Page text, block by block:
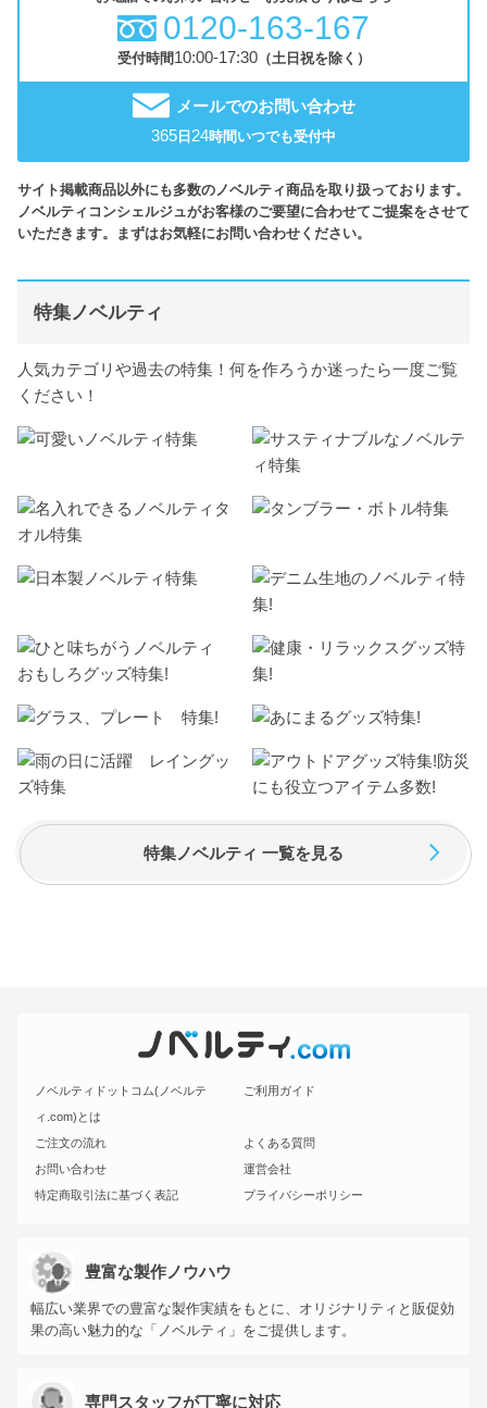
0120-163-167
受付時間10:00-17:30（土日祝を除く）
メールでのお問い合わせ
365 日 24時間いつでも受付中
サイト掲載商品以外にも多数のノベルティ商品を取り扱っております。
ノベルティコンシェルジュがお客様のご要望に合わせてご提案をさせて
いただきます。まずはお気軽にお問い合わせください。
特集ノベルティ
人気カテゴリや過去の特集！何を作ろうか迷ったら一度ご覧
ください！
特集ノベルティ 一覧を見る
ノベルティドットコム(ノベルテ
ィ.com)とは
ご利用ガイド
ご注文の流れ
よくある質問
お問い合わせ
運営会社
特定商取引法に基づく表記
プライバシーポリシー
豊富な製作ノウハウ
幅広い業界での豊富な製作実績をもとに、オリジナリティと販促効
果の高い魅力的な「ノベルティ」をご提供します。
専門スタッフが丁寧に対応